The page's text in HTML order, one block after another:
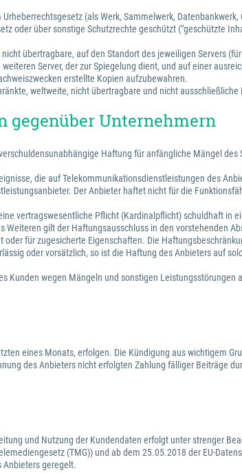
(als Werk, Sammelwerk,
oder über sonstige Schutzrechte geschützt ("geschützte
übertragbare, auf den Standort des jeweiligen Servers
Server, der zur Spiegelung dient, und auf einer
erstellte Kopien aufzubewahren.
weltweite, nicht übertragbare und nicht
gegenüber Unternehmern
Haftung für anfängliche Mängel
die auf Telekommunikationsdienstleistungen des
Der Anbieter haftet nicht für die
vertragswesentliche Pflicht (Kardinalpflicht) schuldhaft in
gilt der Haftungsausschluss in den vorstehenden
für zugesicherte Eigenschaften. Die
oder vorsätzlich, so ist die Haftung des Anbieters auf
Kunden wegen Mängeln und sonstigen
eines Monats, erfolgen. Die Kündigung aus wichtigem
des Anbieters nicht erfolgten Zahlung fälliger Beiträge
und Nutzung der Kundendaten erfolgt unter strenger
(TMG)) und ab dem 25.05.2018 der EU-
Anbieters geregelt.